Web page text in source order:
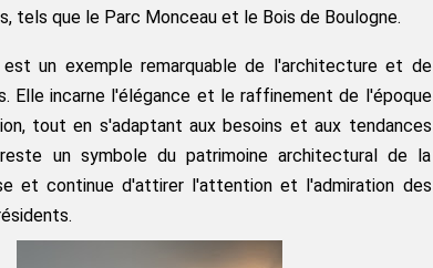
tels que le Parc Monceau et le Bois de Boulogne.
est un exemple remarquable de l'architecture et de
Elle incarne l'élégance et le raffinement de l'époque
tout en s'adaptant aux besoins et aux tendances
un symbole du patrimoine architectural de la
et continue d'attirer l'attention et l'admiration des